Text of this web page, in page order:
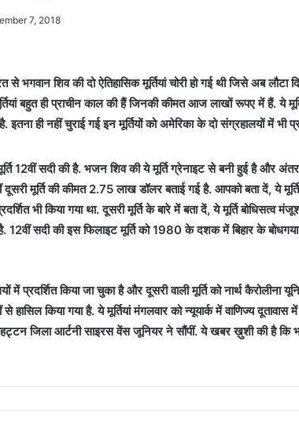
7, 2018
से भगवान शिव की दो ऐतिहासिक मूर्तियां चोरी हो गई थी जिसे अब लौटा
बहुत ही प्राचीन काल की हैं जिनकी कीमत आज लाखों रूपए में हैं. ये
इतना ही नहीं चुराई गई इन मूर्तियों को अमेरिका के दो संग्रहालयों में भी
12वीं सदी की है. भजन शिव की ये मूर्ति ग्रेनाइट से बनी हुई है और
दूसरी मूर्ति की कीमत 2.75 लाख डॉलर बताई गई है. आपको बता दें, ये
भी किया गया था. दूसरी मूर्ति के बारे में बता दें, ये मूर्ति
है. 12वीं सदी की इस फिलाइट मूर्ति को 1980 के दशक में बिहार के
में प्रदर्शित किया जा चुका है और दूसरी वाली मूर्ति को नार्थ
से हासिल किया गया है. ये मूर्तियां मंगलवार को न्यूयार्क में वाणिज्य
जिला आर्टनी साइरस वेंस जूनियर ने सौंपीं. ये खबर ख़ुशी की है कि